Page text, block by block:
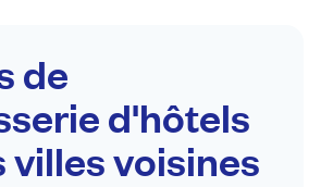
de
d'hôtels
villes voisines